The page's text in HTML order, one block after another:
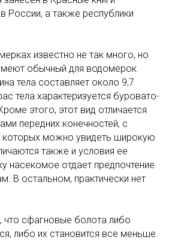
России, а также республики
известно не так много, но
обычный для водомерок
тела составляет около 9,7
тела характеризуется буровато-
этого, этот вид отличается
передних конечностей, с
можно увидеть широкую
также и условия ее
насекомое отдает предпочтение
В остальном, практически нет
что сфагновые болота либо
либо их становится все меньше.